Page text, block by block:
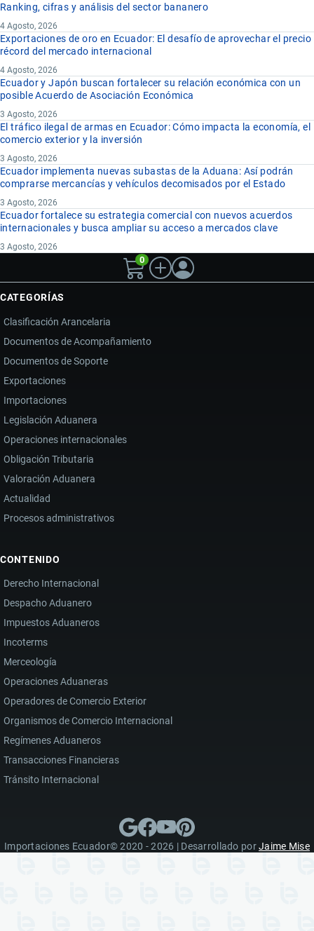
Ranking, cifras y análisis del sector bananero
4 Agosto, 2026
Exportaciones de oro en Ecuador: El desafío de aprovechar el precio
récord del mercado internacional
4 Agosto, 2026
Ecuador y Japón buscan fortalecer su relación económica con un
posible Acuerdo de Asociación Económica
3 Agosto, 2026
El tráfico ilegal de armas en Ecuador: Cómo impacta la economía, el
comercio exterior y la inversión
3 Agosto, 2026
Ecuador implementa nuevas subastas de la Aduana: Así podrán
comprarse mercancías y vehículos decomisados por el Estado
3 Agosto, 2026
Ecuador fortalece su estrategia comercial con nuevos acuerdos
internacionales y busca ampliar su acceso a mercados clave
3 Agosto, 2026
0
CATEGORÍAS
Clasificación Arancelaria
Documentos de Acompañamiento
Documentos de Soporte
Exportaciones
Importaciones
Legislación Aduanera
Operaciones internacionales
Obligación Tributaria
Valoración Aduanera
Actualidad
Procesos administrativos
CONTENIDO
Derecho Internacional
Despacho Aduanero
Impuestos Aduaneros
Incoterms
Merceología
Operaciones Aduaneras
Operadores de Comercio Exterior
Organismos de Comercio Internacional
Regímenes Aduaneros
Transacciones Financieras
Tránsito Internacional
Importaciones Ecuador© 2020 - 2026 | Desarrollado porJaime Mise